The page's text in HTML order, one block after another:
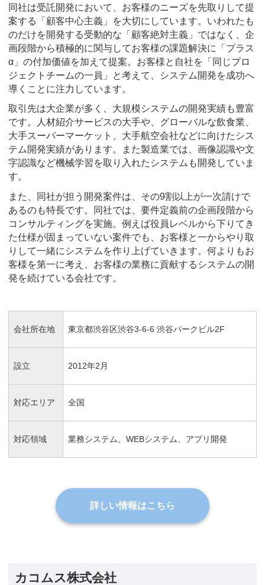
同社は受託開発において、お客様のニーズを先取りして提
案する「顧客中心主義」を大切にしています。いわれたも
のだけを開発する受動的な「顧客絶対主義」ではなく、企
画段階から積極的に関与してお客様の課題解決に「プラス
α」の付加価値を加えて提案。お客様と自社を「同じプロ
ジェクトチームの一員」と考えて、システム開発を成功へ
導くことに注力しています。
取引先は大企業が多く、大規模システムの開発実績も豊富
です。人材紹介サービスの大手や、グローバルな飲食業、
大手スーパーマーケット、大手航空会社などに向けたシス
テム開発実績があります。また製造業では、画像認識や文
字認識など機械学習を取り入れたシステムも開発していま
す。
また、同社が担う開発案件は、その9割以上が一次請けで
あるのも特長です。同社では、要件定義前の企画段階から
コンサルティングを実施。例えば役員レベルから下りてき
た仕様が固まっていない案件でも、お客様と一からやり取
りして一緒にシステムを作り上げていきます。何よりもお
客様を第一に考え、お客様の業務に貢献するシステムの開
発を続けている会社です。
会社所在地 東京都渋谷区渋谷3-6-6 渋谷パークビル2F
設立 2012年2月
対応エリア 全国
対応領域 業務システム、WEBシステム、アプリ開発
詳しい情報はこちら
カコムス株式会社